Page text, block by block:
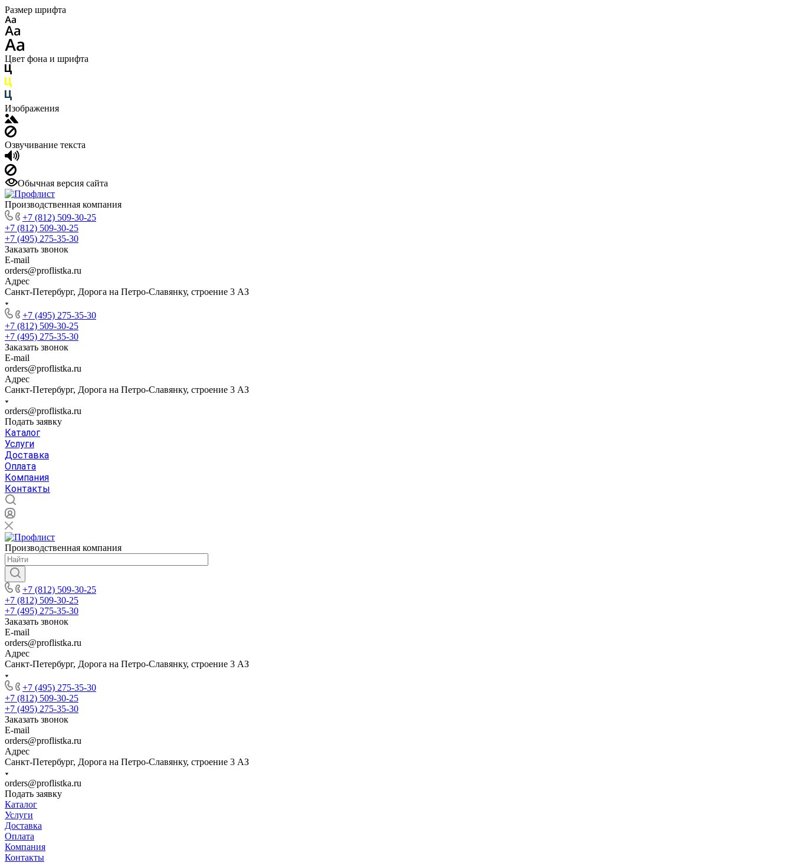
Размер шрифта
Цвет фона и шрифта
Изображения
Озвучивание текста
Обычная версия сайта
Производственная компания
+7 (812) 509-30-25
+7 (812) 509-30-25
+7 (495) 275-35-30
Заказать звонок
E-mail
orders@proflistka.ru
Адрес
Санкт-Петербург, Дорога на Петро-Славянку, строение 3 АЗ
+7 (495) 275-35-30
+7 (812) 509-30-25
+7 (495) 275-35-30
Заказать звонок
E-mail
orders@proflistka.ru
Адрес
Санкт-Петербург, Дорога на Петро-Славянку, строение 3 АЗ
orders@proflistka.ru
Подать заявку
Каталог
Услуги
Доставка
Оплата
Компания
Контакты
Производственная компания
+7 (812) 509-30-25
+7 (812) 509-30-25
+7 (495) 275-35-30
Заказать звонок
E-mail
orders@proflistka.ru
Адрес
Санкт-Петербург, Дорога на Петро-Славянку, строение 3 АЗ
+7 (495) 275-35-30
+7 (812) 509-30-25
+7 (495) 275-35-30
Заказать звонок
E-mail
orders@proflistka.ru
Адрес
Санкт-Петербург, Дорога на Петро-Славянку, строение 3 АЗ
orders@proflistka.ru
Подать заявку
Каталог
Услуги
Доставка
Оплата
Компания
Контакты